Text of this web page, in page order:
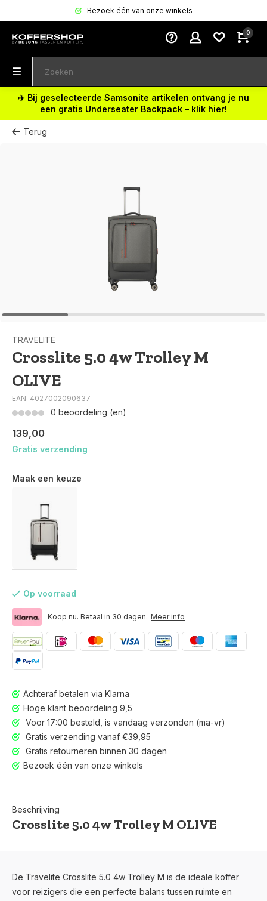
Bezoek één van onze winkels
Voor 17:00 besteld, is vandaag verzonden (ma-vr)
0
✈️ Bij geselecteerde Samsonite artikelen ontvang je nu
een gratis Underseater Backpack – klik hier!
Terug
TRAVELITE
Crosslite 5.0 4w Trolley M
OLIVE
EAN: 4027002090637
0 beoordeling (en)
139,00
Gratis verzending
Maak een keuze
Op voorraad
Koop nu. Betaal in 30 dagen. Meer info
Achteraf betalen via Klarna
Hoge klant beoordeling 9,5
Voor 17:00 besteld, is vandaag verzonden (ma-vr)
Gratis verzending vanaf €39,95
Gratis retourneren binnen 30 dagen
Bezoek één van onze winkels
Beschrijving
Crosslite 5.0 4w Trolley M OLIVE
De Travelite Crosslite 5.0 4w Trolley M is de ideale koffer
voor reizigers die een perfecte balans tussen ruimte en